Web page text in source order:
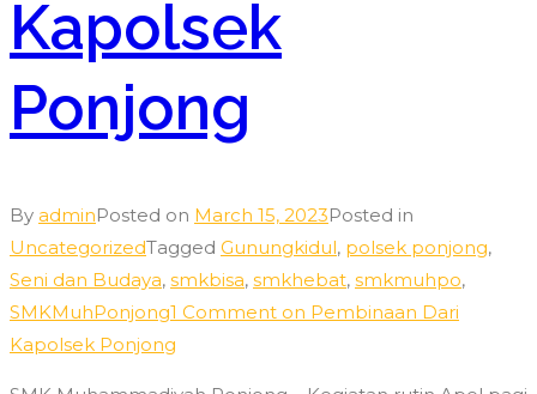
Kapolsek
Ponjong
By adminPosted on March 15, 2023Posted in
UncategorizedTagged Gunungkidul, polsek ponjong,
Seni dan Budaya, smkbisa, smkhebat, smkmuhpo,
SMKMuhPonjong1 Comment on Pembinaan Dari
Kapolsek Ponjong